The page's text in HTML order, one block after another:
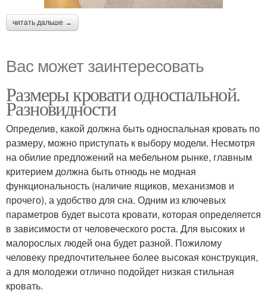
читать дальше →
Вас может заинтересовать
Размеры кровати односпальной.
Разновидности
Определив, какой должна быть односпальная кровать по
размеру, можно приступать к выбору модели. Несмотря
на обилие предложений на мебельном рынке, главным
критерием должна быть отнюдь не модная
функциональность (наличие ящиков, механизмов и
прочего), а удобство для сна. Одним из ключевых
параметров будет высота кровати, которая определяется
в зависимости от человеческого роста. Для высоких и
малорослых людей она будет разной. Пожилому
человеку предпочтительнее более высокая конструкция,
а для молодежи отлично подойдет низкая стильная
кровать.